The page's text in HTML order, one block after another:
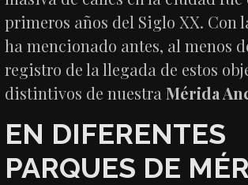
primeros años del Siglo XX. Con
ha mencionado antes, al menos
registro de la llegada de estos
distintivos de nuestraMérida
EN DIFERENTES
PARQUES DE